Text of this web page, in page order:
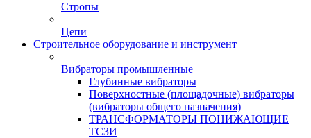
Стропы
Цепи
Строительное оборудование и инструмент
Вибраторы промышленные
Глубинные вибраторы
Поверхностные (площадочные) вибраторы
(вибраторы общего назначения)
ТРАНСФОРМАТОРЫ ПОНИЖАЮЩИЕ
ТСЗИ